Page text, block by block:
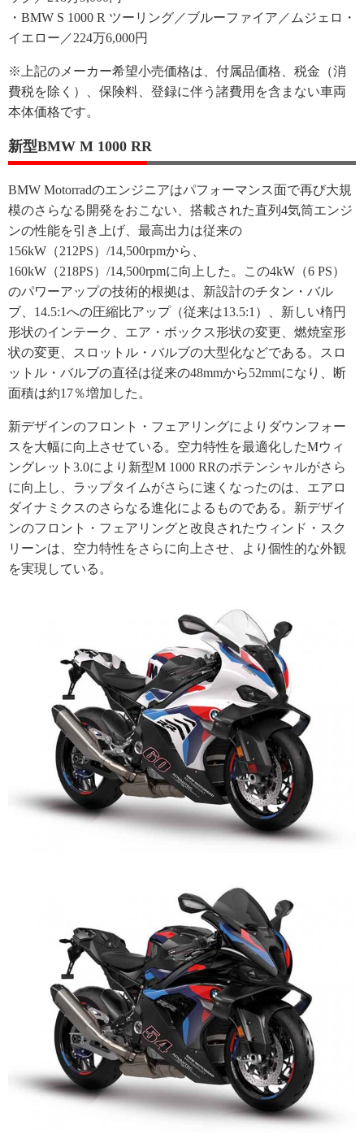
・BMW S 1000 R ツーリング／ブルーファイア／ムジェロ・
イエロー／224万6,000円
※上記のメーカー希望小売価格は、付属品価格、税金（消
費税を除く）、保険料、登録に伴う諸費用を含まない車両
本体価格です。
新型BMW M 1000 RR
BMW Motorradのエンジニアはパフォーマンス面で再び大規
模のさらなる開発をおこない、搭載された直列4気筒エンジ
ンの性能を引き上げ、最高出力は従来の
156kW（212PS）/14,500rpmから、
160kW（218PS）/14,500rpmに向上した。この4kW（6 PS）
のパワーアップの技術的根拠は、新設計のチタン・バル
ブ、14.5:1への圧縮比アップ（従来は13.5:1）、新しい楕円
形状のインテーク、エア・ボックス形状の変更、燃焼室形
状の変更、スロットル・バルブの大型化などである。スロ
ットル・バルブの直径は従来の48mmから52mmになり、断
面積は約17％増加した。
新デザインのフロント・フェアリングによりダウンフォー
スを大幅に向上させている。空力特性を最適化したMウィ
ングレット3.0により新型M 1000 RRのポテンシャルがさら
に向上し、ラップタイムがさらに速くなったのは、エアロ
ダイナミクスのさらなる進化によるものである。新デザイ
ンのフロント・フェアリングと改良されたウィンド・スク
リーンは、空力特性をさらに向上させ、より個性的な外観
を実現している。